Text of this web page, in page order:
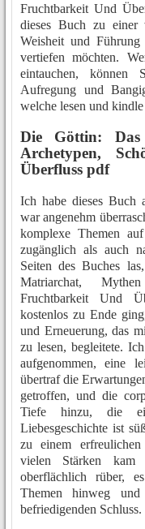
Fruchtbarkeit Und
dieses Buch zu einer
Weisheit und
vertiefen möchten.
eintauchen,
Aufregung und
welche lesen und
Die Göttin:
Archetypen,
Überfluss pdf
Ich habe dieses Buch
war angenehm
komplexe Themen
zugänglich als auch
Seiten des Buches
Matriarchat,
Fruchtbarkeit Und
kostenlos zu Ende
und Erneuerung, das
zu lesen, begleitete.
aufgenommen, eine
übertraf die
getroffen, und die
Tiefe hinzu, die
Liebesgeschichte ist
zu einem
vielen Stärken
oberflächlich rüber,
Themen hinweg
befriedigenden Schluss.